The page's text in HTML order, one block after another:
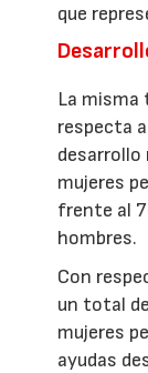
que
La misma
respecta
desarrollo
mujeres
frente al
hombres.
Con
un total
mujeres
ayudas